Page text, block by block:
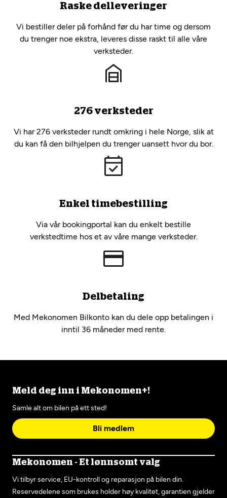
Raske delleveringer
Vi bestiller deler på forhånd før du har time og dersom
du trenger noe ekstra, leveres disse raskt til alle våre
verksteder.
276 verksteder
Vi har 276 verksteder rundt omkring i hele Norge, slik at
du kan få den bilhjelpen du trenger uansett hvor du bor.
Enkel timebestilling
Via vår bookingportal kan du enkelt bestille
verkstedtime hos et av våre mange verksteder.
Delbetaling
Med Mekonomen Bilkonto kan du dele opp betalingen i
inntil 36 måneder med rente.
Meld deg inn i Mekonomen+!
Samle alt om bilen på ett sted!
Bli medlem
Mekonomen - Et lønnsomt valg
Vi tilbyr service, EU-kontroll og reparasjon på bilen din.
Reservedelene som brukes holder høy kvalitet, garantien gjelder